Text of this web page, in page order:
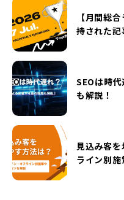
【月間総
持された記
SEOは時
も解説！
見込み客を
ライン別